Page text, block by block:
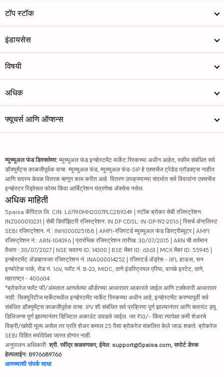
टॉप स्टॉक
इंडायसेस
विषयी
अधिक
फ्यूचर्स आणि ऑप्शन्स
म्युच्युअल फंड डिस्क्लेमर: म्युच्युअल फंड इन्व्हेस्टमेंट मार्केट रिस्कच्या अधीन आहेत, स्कीम संबंधित सर्व
डॉक्युमेंट्स काळजीपूर्वक वाचा. म्युच्युअल फंड, म्युच्युअल फंड-SIP हे एक्सचेंज ट्रेडेड प्रॉडक्ट्स नाहीत
आणि सदस्य केवळ वितरक म्हणून काम करीत आहे. वितरण उपक्रमाच्या संदर्भात सर्व विवादांना एक्सचेंज
इन्व्हेस्टर रिड्रेसल फोरम किंवा आर्बिट्रेशन यंत्रणेचा ॲक्सेस नसेल.
अधिक माहिती
5paisa कॅपिटल लि. CIN: L67190MH2007PLC289249 | स्टॉक ब्रोकर सेबी रजिस्ट्रेशन:
INZ000010231 | सेबी डिपॉझिटरी रजिस्ट्रेशन: IN DP CDSL: IN-DP-192-2016 | रिसर्च ॲनालिस्ट
SEBI रजिस्ट्रेशन. नं.: INH000025188 | AMFI-रजिस्टर्ड म्युच्युअल फंड डिस्ट्रीब्यूटर | AMFI
रजिस्ट्रेशन नं.: ARN-104096 | प्रारंभिक रजिस्ट्रेशन तारीख: 30/07/2015 | ARN ची वर्तमान
वैधता : 30/07/2027 | NSE सदस्य ID: 14300 | BSE मेंबर ID: 6363 | MCX मेंबर ID: 55945 |
इन्व्हेस्टमेंट ॲडव्हायजर रजिस्ट्रेशन नं: INA000014252 | रजिस्टर्ड ॲड्रेस - IIFL हाऊस, सन
इन्फोटेक पार्क, रोड नं. 16V, प्लॉट नं. B-23, MIDC, ठाणे इंडस्ट्रियल एरिया, वागळे इस्टेट, ठाणे,
महाराष्ट्र - 400604
*ब्रोकरेज फ्लॅट फी/अंमलात आणलेल्या ऑर्डरच्या आधारावर आकारले जाईल आणि टक्केवारी आधारावर
नाही. सिक्युरिटीज मार्केटमधील इन्व्हेस्टमेंट मार्केट रिस्कच्या अधीन आहे, इन्व्हेस्टमेंट करण्यापूर्वी सर्व
संबंधित डॉक्युमेंट्स काळजीपूर्वक वाचा. IPV शी संबंधित सर्व प्रक्रिया पूर्ण झाल्यानंतर आणि क्लायंट ड्यू
डिलिजन्स पूर्ण झाल्यानंतर डिजिटल अकाउंट उघडले जाईल. जर ₹10/- किंवा त्यापेक्षा कमी शेअरचे
विक्री/खरेदी मूल्य असेल तर प्रति शेअर कमाल 25 पैसा ब्रोकरेज संकलित केले जाऊ शकते. ब्रोकरेज
SEBI विहित मर्यादेपेक्षा जास्त होणार नाही.
अनुपालन अधिकारी: श्री. रवींद्र कळवणकर, ईमेल: support@5paisa.com, सपोर्ट डेस्क
हेल्पलाईन: 8976689766
आमच्याशी संपर्क साधा